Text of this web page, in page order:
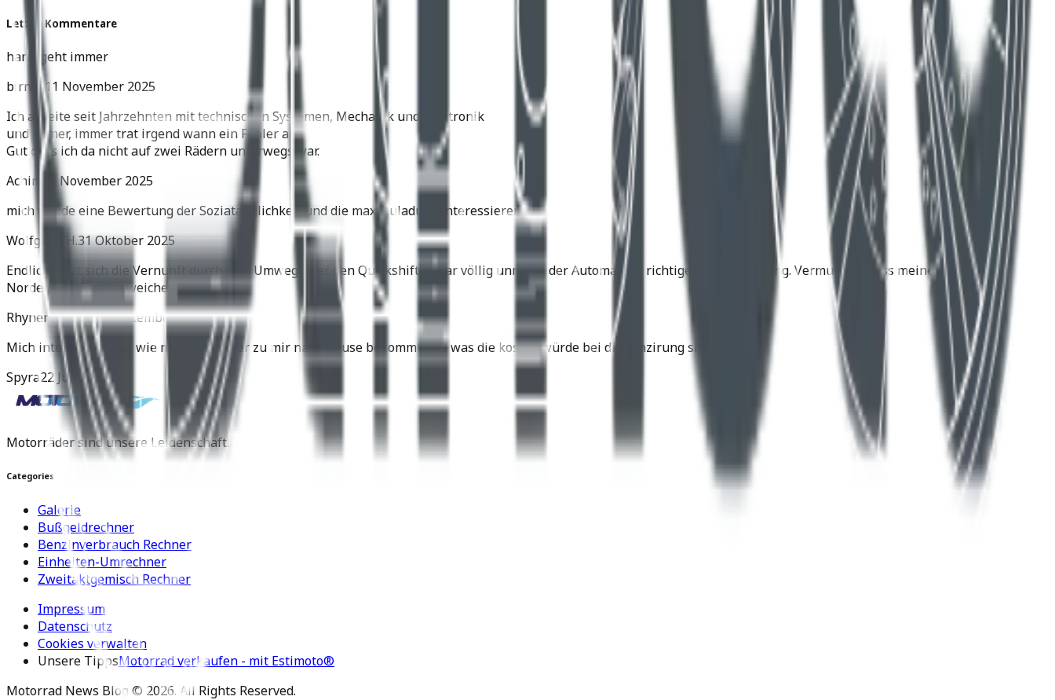
Letzte Kommentare
harly geht immer
birnes11 November 2025
Ich arbeite seit Jahrzehnten mit technischen Systemen, Mechanik und Elektronik
und immer, immer trat irgend wann ein Fehler auf.
Gut dass ich da nicht auf zwei Rädern unterwegs war.
Achim
05 November 2025
mich würde eine Bewertung der Soziatauglichkeit und die max. Zuladung interessieren.
Wolfgang H.31 Oktober 2025
Endlich setzt sich die Vernunft durch. Der Umweg über den Quickshifter war völlig unnötig, der Automat die richtige Zukunftslösung. Vermutlich muss meine Husqvarna
Norden der Yamaha weichen.
Rhyner Martin11 September 2025
Mich interessiert nur wie man den Roller zu mir nach Hause bekommt und was die kosten würde bei dir Fünzirung sind .
Spyra22 Juli 2025
Motorräder sind unsere Leidenschaft.
Categories
Galerie
Bußgeldrechner
Benzinverbrauch Rechner
Einheiten-Umrechner
Zweitaktgemisch Rechner
Impressum
Datenschutz
Cookies verwalten
Unsere TippsMotorrad verkaufen - mit Estimoto®
Motorrad News Blog © 2026. All Rights Reserved.